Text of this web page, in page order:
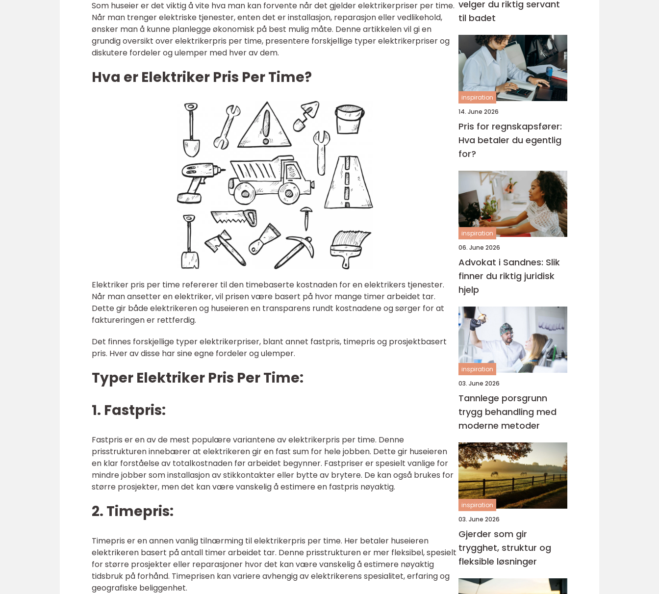
Som huseier er det viktig å vite hva man kan forvente når det gjelder elektrikerpriser per time.
Når man trenger elektriske tjenester, enten det er installasjon, reparasjon eller vedlikehold,
ønsker man å kunne planlegge økonomisk på best mulig måte. Denne artikkelen vil gi en
grundig oversikt over elektrikerpris per time, presentere forskjellige typer elektrikerpriser og
diskutere fordeler og ulemper med hver av dem.
Hva er Elektriker Pris Per Time?
Elektriker pris per time refererer til den timebaserte kostnaden for en elektrikers tjenester.
Når man ansetter en elektriker, vil prisen være basert på hvor mange timer arbeidet tar.
Dette gir både elektrikeren og huseieren en transparens rundt kostnadene og sørger for at
faktureringen er rettferdig.
Det finnes forskjellige typer elektrikerpriser, blant annet fastpris, timepris og prosjektbasert
pris. Hver av disse har sine egne fordeler og ulemper.
Typer Elektriker Pris Per Time:
1. Fastpris:
Fastpris er en av de mest populære variantene av elektrikerpris per time. Denne
prisstrukturen innebærer at elektrikeren gir en fast sum for hele jobben. Dette gir huseieren
en klar forståelse av totalkostnaden før arbeidet begynner. Fastpriser er spesielt vanlige for
mindre jobber som installasjon av stikkontakter eller bytte av brytere. De kan også brukes for
større prosjekter, men det kan være vanskelig å estimere en fastpris nøyaktig.
2. Timepris:
Timepris er en annen vanlig tilnærming til elektrikerpris per time. Her betaler huseieren
elektrikeren basert på antall timer arbeidet tar. Denne prisstrukturen er mer fleksibel, spesielt
for større prosjekter eller reparasjoner hvor det kan være vanskelig å estimere nøyaktig
tidsbruk på forhånd. Timeprisen kan variere avhengig av elektrikerens spesialitet, erfaring og
geografiske beliggenhet.
velger du riktig servant
til badet
inspiration
14. June 2026
Pris for regnskapsfører:
Hva betaler du egentlig
for?
inspiration
06. June 2026
Advokat i Sandnes: Slik
finner du riktig juridisk
hjelp
inspiration
03. June 2026
Tannlege porsgrunn
trygg behandling med
moderne metoder
inspiration
03. June 2026
Gjerder som gir
trygghet, struktur og
fleksible løsninger